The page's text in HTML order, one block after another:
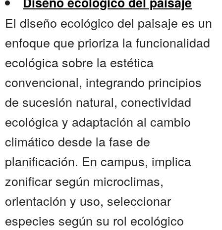
El diseño ecológico del paisaje es un
enfoque que prioriza la funcionalidad
ecológica sobre la estética
convencional, integrando principios
de sucesión natural, conectividad
ecológica y adaptación al cambio
climático desde la fase de
planificación. En campus, implica
zonificar según microclimas,
orientación y uso, seleccionar
especies según su rol ecológico